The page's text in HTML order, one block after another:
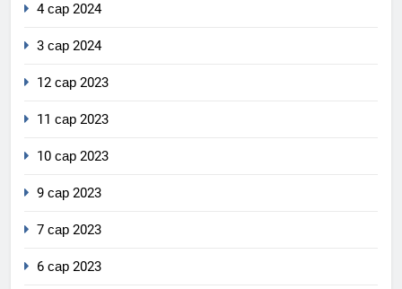
4 сар 2024
3 сар 2024
12 сар 2023
11 сар 2023
10 сар 2023
9 сар 2023
7 сар 2023
6 сар 2023